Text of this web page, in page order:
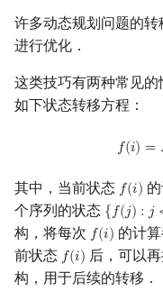
致谢
Testlib
OJ 工具
Git
Java 进阶
二分
构造
回溯法
Alpha–Beta 剪枝
斜率优化 DP
Slope Trick 优化 DP
WQS 二分/凸优化 DP
利用数学方法优化
矩阵快速幂优化 DP
FFT 优化 DP
Z 函数（扩展 KMP）
后缀数组 (SA)
后缀自动机 (SAM)
后缀平衡树
广义后缀自动机
后缀树
弧度制与坐标系
数论
多项式与生成函数
组合数学
线性代数
线性规划
单调栈
ST 表
线段树
划分树
二叉搜索树 & 平衡树
最短路问题
斯坦纳树
连通性相关
环计数问题
最小环
旋转卡壳
平面最近点对
反演变换
计算几何杂项
计算理论基础
约瑟夫问题
在一台机器上规划任务
主元素问题
Garsia–Wachs 算法
许多动态规划问题的
进行优化．
这类技巧有两种常见
如下状态转移方程：
𝑓(𝑖) =
f(
其中，当前状态 𝑓(𝑖)
f(i)
个序列的状态 {𝑓(𝑗) : 𝑗
{ f(j):j< i }
构，将每次 𝑓(𝑖)
f(i)
的计
前状态 𝑓(𝑖)
f(i)
后，可以
构，用于后续的转移．